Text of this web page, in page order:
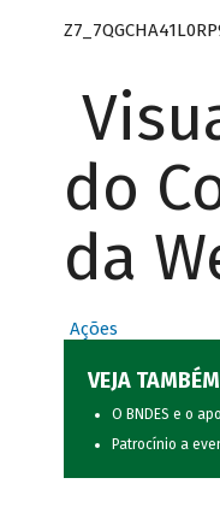
do
da
Ações
VEJA TAMBÉM
O BNDES e o
Patrocínio a